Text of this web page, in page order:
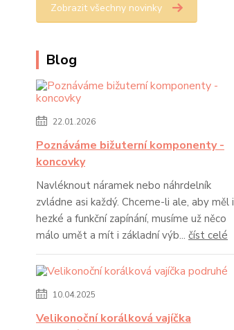
Zobrazit všechny novinky
Blog
22.01.2026
Poznáváme bižuterní komponenty -
koncovky
Navléknout náramek nebo náhrdelník
zvládne asi každý. Chceme-li ale, aby měl i
hezké a funkční zapínání, musíme už něco
málo umět a mít i základní výb... číst celé
10.04.2025
Velikonoční korálková vajíčka